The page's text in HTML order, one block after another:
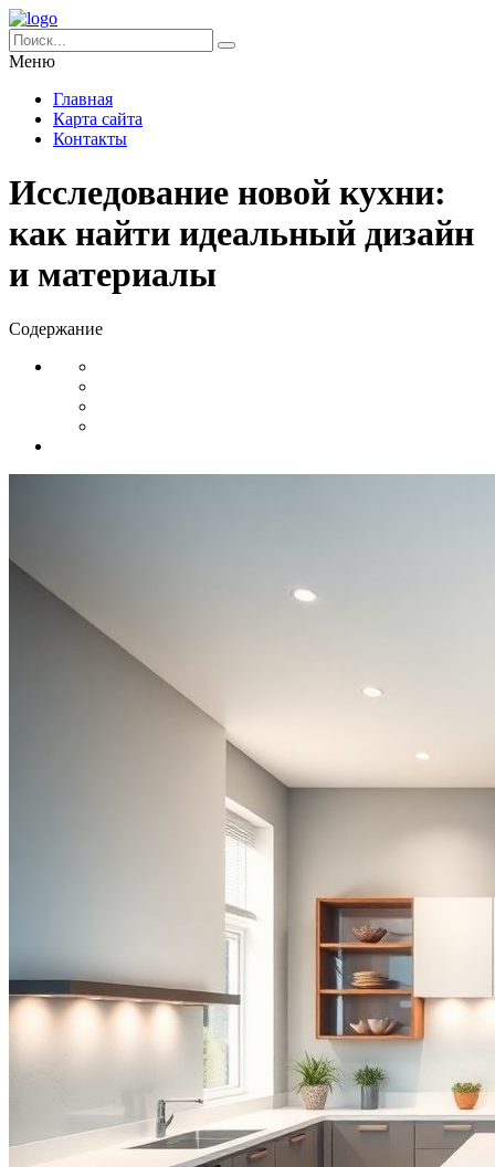
Меню
Главная
Карта сайта
Контакты
Исследование новой кухни:
как найти идеальный дизайн
и материалы
Содержание